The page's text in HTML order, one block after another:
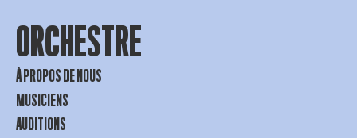
ORCHESTRE
À PROPOS DE NOUS
MUSICIENS
AUDITIONS